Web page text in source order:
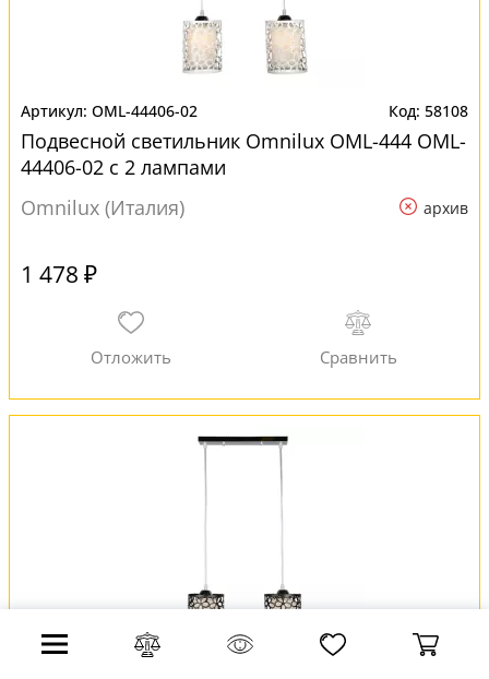
OML-44406-02 58108
Подвесной светильник Omnilux OML-444 OML-
44406-02 с 2 лампами
Omnilux (Италия)
архив
1 478 ₽